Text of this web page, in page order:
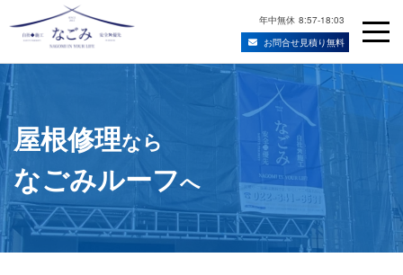
Skip
to
content
年中無休 8:57-18:03
お問合せ見積り無料
宮城県仙台市の屋根修理・雨漏り修理業者
屋根修理なら
なごみルーフへ